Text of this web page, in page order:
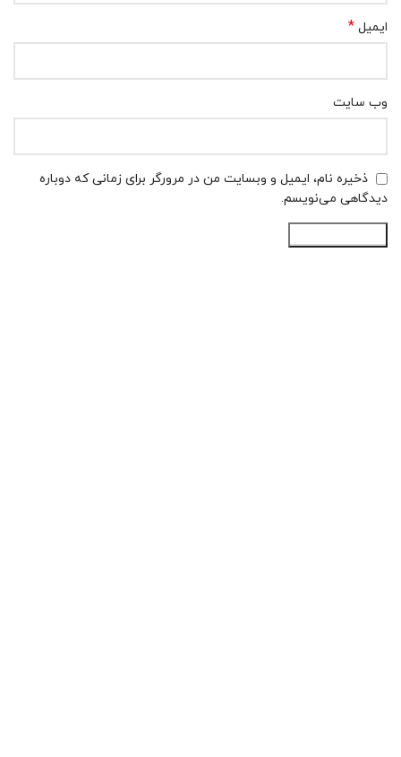
ایمیل *
وب‌ سایت
ذخیره نام، ایمیل و وبسایت من در مرورگر برای زمانی که دوباره
دیدگاهی می‌نویسم.